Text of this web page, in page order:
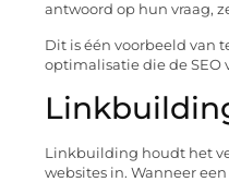
antwoord op hun vraag,
Dit is één voorbeeld van
optimalisatie die de SEO
Linkbuilding houdt het
websites in. Wanneer